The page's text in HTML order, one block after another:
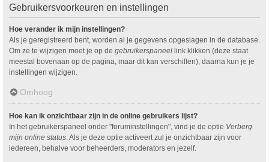
Gebruikersvoorkeuren en instellingen
Hoe verander ik mijn instellingen?
Als je geregistreerd bent, worden al je gegevens opgeslagen in de database.
Om ze te wijzigen moet je op de gebruikerspaneel link klikken (deze staat
meestal bovenaan op de pagina, maar dit kan verschillen), daarna kun je je
instellingen wijzigen.
Omhoog
Hoe kan ik onzichtbaar zijn in de online gebruikers lijst?
In het gebruikerspaneel onder "foruminstellingen", vind je de optie Verberg
mijn online status . Als je deze optie activeert zul je onzichtbaar zijn voor
iedereen, behalve voor beheerders, moderators en jezelf.